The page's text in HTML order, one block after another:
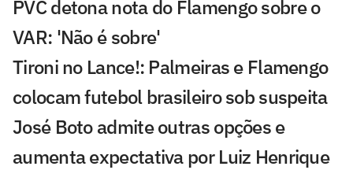
PVC detona nota do Flamengo sobre o
VAR: 'Não é sobre'
Tironi no Lance!: Palmeiras e Flamengo
colocam futebol brasileiro sob suspeita
José Boto admite outras opções e
aumenta expectativa por Luiz Henrique